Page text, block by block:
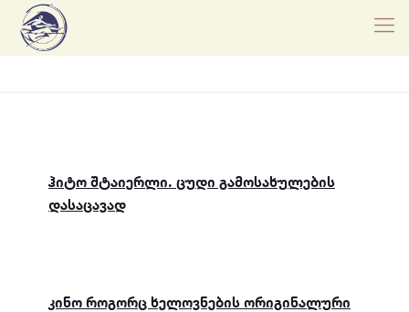
ჰიტო შტაიერლი. ცუდი გამოსახულების
დასაცავად
კინო როგორც ხელოვნების ორიგინალური